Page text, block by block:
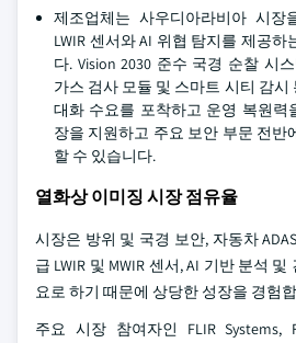
제조업체는 사우디아라비아 시장
LWIR 센서와 AI 위협 탐지를 제공
다. Vision 2030 준수 국경 순찰 시
가스 검사 모듈 및 스마트 시티 감시
대화 수요를 포착하고 운영 복원력
장을 지원하고 주요 보안 부문 전반
할 수 있습니다.
열화상 이미징 시장 점유율
시장은 방위 및 국경 보안, 자동차
급 LWIR 및 MWIR 센서, AI 기반 분석
요로 하기 때문에 상당한 성장을 경험
주요 시장 참여자인 FLIR Systems,